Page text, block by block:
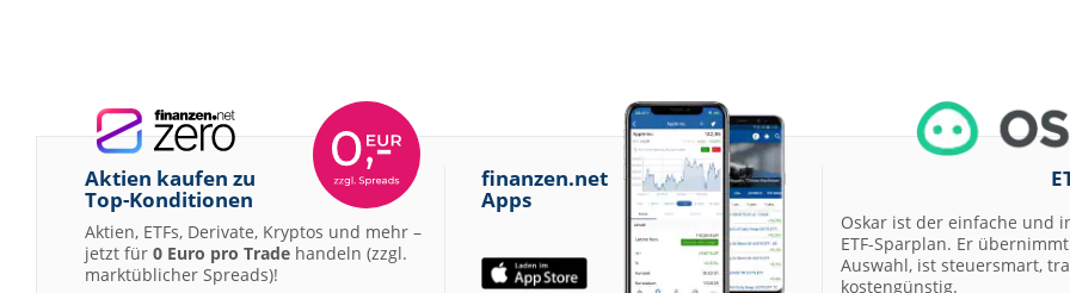
Aktien kaufen zu
Top-Konditionen
Aktien, ETFs, Derivate, Kryptos und mehr –
jetzt für 0 Euro pro Trade handeln (zzgl.
marktüblicher Spreads)!
finanzen.net
Apps
Oskar ist der einfache und
ETF-Sparplan. Er übernimmt
Auswahl, ist steuersmart,
kostengünstig.